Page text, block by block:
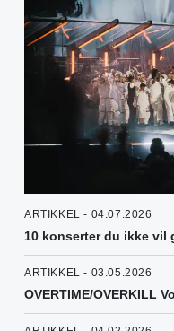
ARTIKKEL - 04.07.2026
10 konserter du ikke vil
ARTIKKEL - 03.05.2026
OVERTIME/OVERKILL